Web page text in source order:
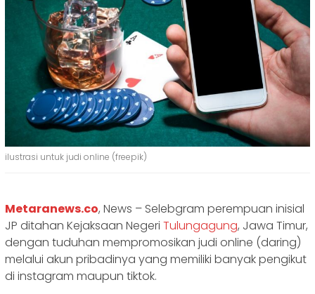
ilustrasi untuk judi online (freepik)
Metaranews.co, News – Selebgram perempuan inisial
JP ditahan Kejaksaan Negeri Tulungagung, Jawa Timur,
dengan tuduhan mempromosikan judi online (daring)
melalui akun pribadinya yang memiliki banyak pengikut
di instagram maupun tiktok.